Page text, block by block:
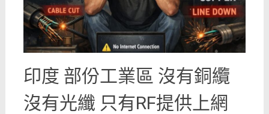
印度 部份工業區 沒有銅纜
沒有光纖 只有RF提供上網